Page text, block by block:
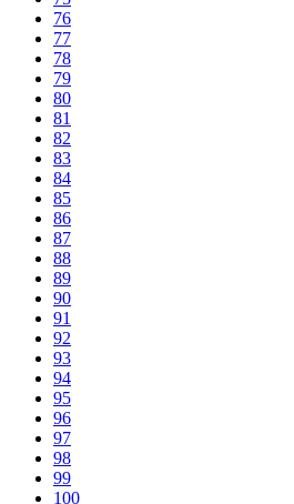
76
77
78
79
80
81
82
83
84
85
86
87
88
89
90
91
92
93
94
95
96
97
98
99
100